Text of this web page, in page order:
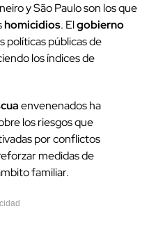
y São Paulo son los que
homicidios. Elgobierno
políticas públicas de
los índices de
envenenados ha
los riesgos que
por conflictos
medidas de
familiar.